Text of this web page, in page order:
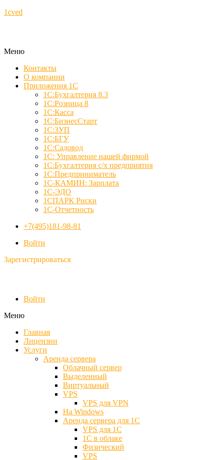
1cved
Меню
Контакты
О компании
Приложения 1С
1С:Бухгалтерия 8.3
1С:Розница 8
1С:Касса
1С:БизнесСтарт
1С:ЗУП
1С:БГУ
1С:Садовод
1С: Управление нашей фирмой
1С:Бухгалтерия с/х предприятия
1С:Предприниматель
1С-КАМИН: Зарплата
1С-ЭДО
1СПАРК Риски
1С-Отчетность
+7(495)181-98-81
Войти
Зарегистрироваться
Войти
Меню
Главная
Лицензии
Услуги
Аренда сервера
Облачный сервер
Выделенный
Виртуальный
VPS
VPS для VPN
На Windows
Аренда сервера для 1С
VPS для 1С
1С в облаке
Физический
VPS